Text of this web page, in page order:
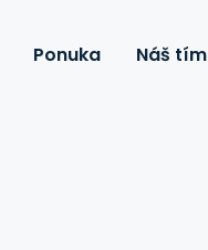
Ponuka Náš tím